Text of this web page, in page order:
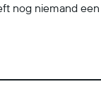
nog niemand